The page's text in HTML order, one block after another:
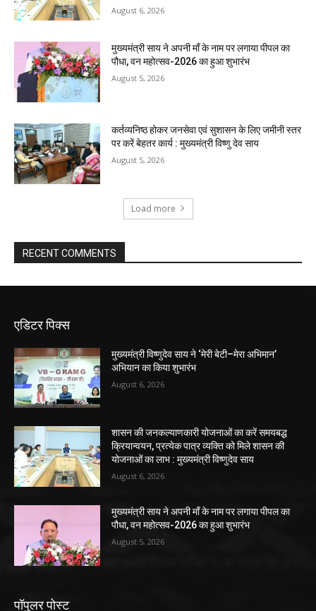
August 6, 2026
मुख्यमंत्री साय ने अपनी माँ के नाम पर लगाया पीपल का
पौधा, वन महोत्सव-2026 का हुआ शुभारंभ
August 5, 2026
कर्तव्यनिष्ठ होकर जनसेवा एवं सुशासन के लिए जमीनी स्तर
पर करें बेहतर कार्य : मुख्यमंत्री विष्णु देव साय
August 5, 2026
Load more
RECENT COMMENTS
एडिटर पिक्स
मुख्यमंत्री विष्णुदेव साय ने ‘मेरी बेटी–मेरा अभिमान’
अभियान का किया शुभारंभ
August 6, 2026
शासन की जनकल्याणकारी योजनाओं का करें समयबद्ध
क्रियान्वयन, प्रत्येक पात्र व्यक्ति को मिले शासन की
योजनाओं का लाभ : मुख्यमंत्री विष्णुदेव साय
August 6, 2026
मुख्यमंत्री साय ने अपनी माँ के नाम पर लगाया पीपल का
पौधा, वन महोत्सव-2026 का हुआ शुभारंभ
August 5, 2026
पॉपुलर पोस्ट